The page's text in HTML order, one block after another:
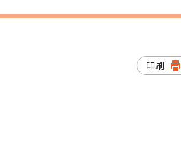
印刷